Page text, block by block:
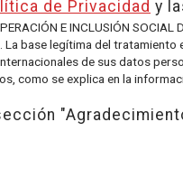
de Privacidad y
E INCLUSIÓN
base legítima del
de sus datos
como se explica en la